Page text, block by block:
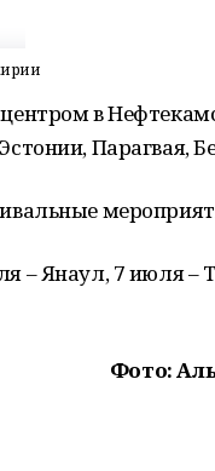
в
Парагвая,
– Янаул, 7 июля
Фото: